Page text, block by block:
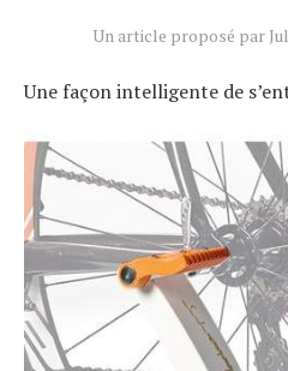
Un article proposé par
Une façon intelligente de
Technologies
Tests de produits
Conseils
Tendances
Tous nos articles
À propos